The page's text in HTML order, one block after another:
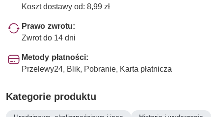
Koszt dostawy od: 8,99 zł
Prawo zwrotu:
Zwrot do 14 dni
Metody płatności:
Przelewy24, Blik, Pobranie, Karta płatnicza
Kategorie produktu